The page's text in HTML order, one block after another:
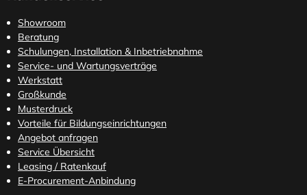
Showroom
Beratung
Schulungen, Installation & Inbetriebnahme
Service- und Wartungsverträge
Werkstatt
Großkunde
Musterdruck
Vorteile für Bildungseinrichtungen
Angebot anfragen
Service Übersicht
Leasing / Ratenkauf
E-Procurement-Anbindung